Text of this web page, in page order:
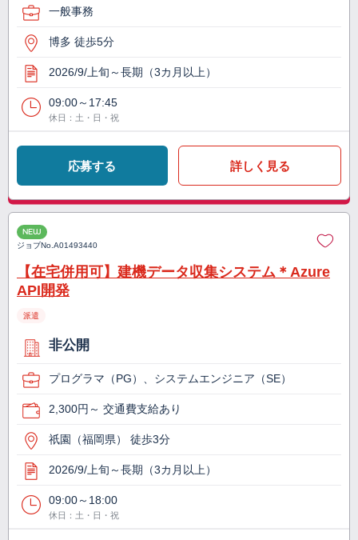
一般事務
博多 徒歩5分
2026/9/上旬～長期（3カ月以上）
09:00～17:45
休日：土・日・祝
応募する 詳しく見る
NEW
ジョブNo.A01493440
【在宅併用可】建機データ収集システム＊Azure
API開発
派遣
非公開
プログラマ（PG）、システムエンジニア（SE）
2,300円～ 交通費支給あり
祇園（福岡県） 徒歩3分
2026/9/上旬～長期（3カ月以上）
09:00～18:00
休日：土・日・祝